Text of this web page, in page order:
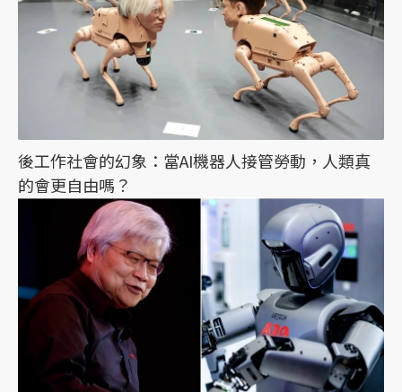
後工作社會的幻象：當AI機器人接管勞動，人類真
的會更自由嗎？